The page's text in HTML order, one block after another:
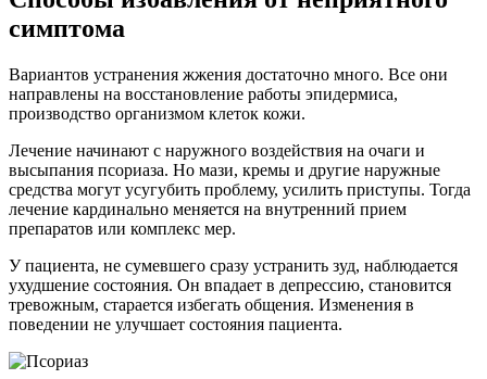
симптома
Вариантов устранения жжения достаточно много. Все они
направлены на восстановление работы эпидермиса,
производство организмом клеток кожи.
Лечение начинают с наружного воздействия на очаги и
высыпания псориаза. Но мази, кремы и другие наружные
средства могут усугубить проблему, усилить приступы. Тогда
лечение кардинально меняется на внутренний прием
препаратов или комплекс мер.
У пациента, не сумевшего сразу устранить зуд, наблюдается
ухудшение состояния. Он впадает в депрессию, становится
тревожным, старается избегать общения. Изменения в
поведении не улучшает состояния пациента.